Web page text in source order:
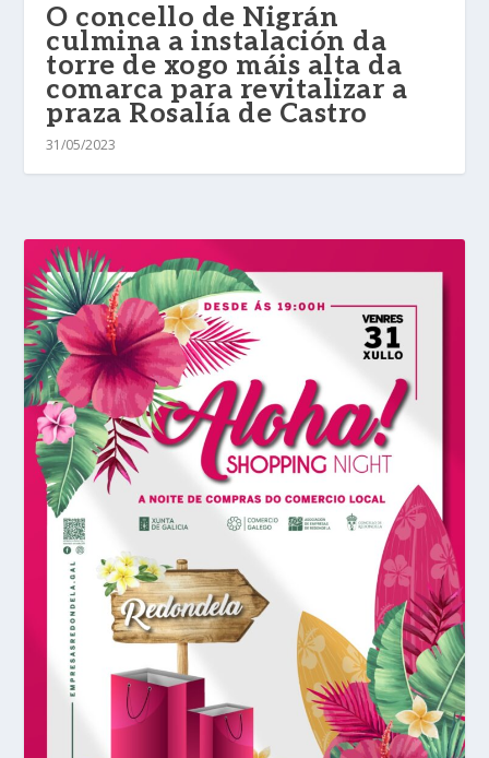
O concello de Nigrán
culmina a instalación da
torre de xogo máis alta da
comarca para revitalizar a
praza Rosalía de Castro
31/05/2023